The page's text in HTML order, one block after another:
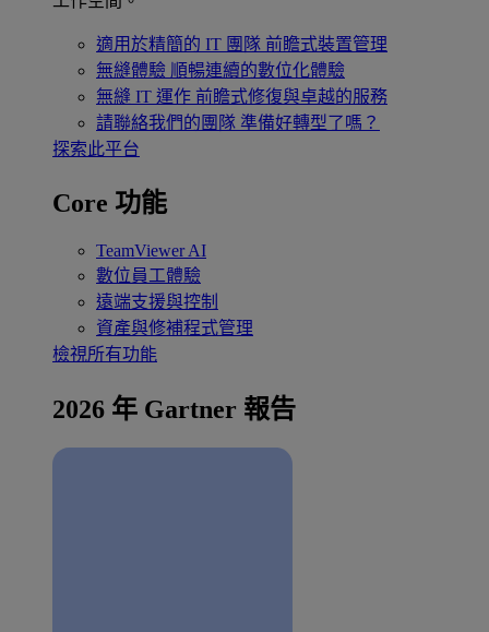
適用於精簡的 IT 團隊 前瞻式裝置管理
無縫體驗 順暢連續的數位化體驗
無縫 IT 運作 前瞻式修復與卓越的服務
請聯絡我們的團隊 準備好轉型了嗎？
探索此平台
Core 功能
TeamViewer AI
數位員工體驗
遠端支援與控制
資產與修補程式管理
檢視所有功能
2026 年 Gartner 報告